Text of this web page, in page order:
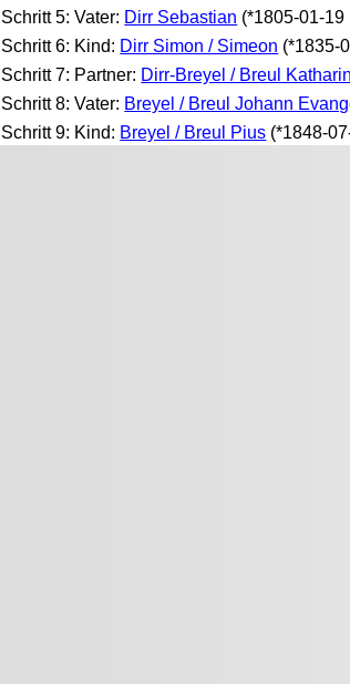
Schritt 5: Vater: Dirr Sebastian (*1805-01-
Schritt 6: Kind: Dirr Simon / Simeon (*1835-
Schritt 7: Partner: Dirr-Breyel / Breul
Schritt 8: Vater: Breyel / Breul Johann
Schritt 9: Kind: Breyel / Breul Pius (*1848-